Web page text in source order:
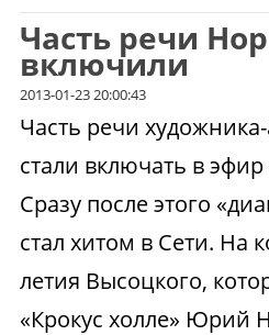
Часть речи
включили
2013-01-23 20:00:43
Часть речи
стали включать в
Сразу после этого
стал хитом в Сети. На
летия Высоцкого,
«Крокус холле» Юрий